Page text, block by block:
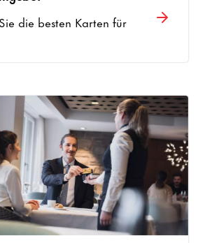
die besten Karten für